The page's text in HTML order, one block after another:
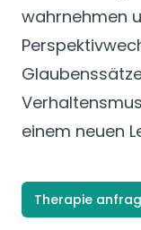
wahrnehmen
einem neuen
Therapie